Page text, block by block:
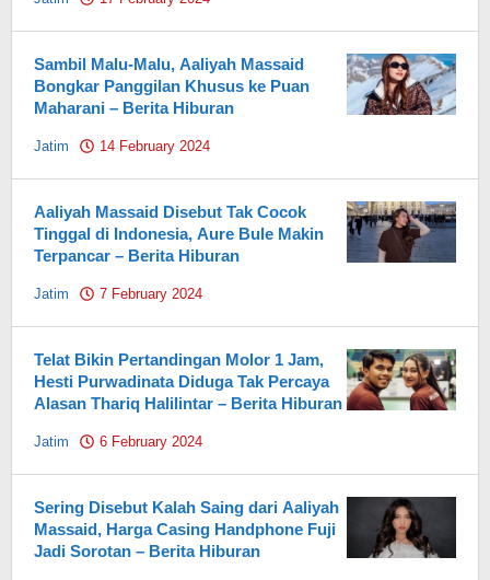
Sambil Malu-Malu, Aaliyah Massaid
Bongkar Panggilan Khusus ke Puan
Maharani – Berita Hiburan
Jatim 14 February 2024
Aaliyah Massaid Disebut Tak Cocok
Tinggal di Indonesia, Aure Bule Makin
Terpancar – Berita Hiburan
Jatim 7 February 2024
Telat Bikin Pertandingan Molor 1 Jam,
Hesti Purwadinata Diduga Tak Percaya
Alasan Thariq Halilintar – Berita Hiburan
Jatim 6 February 2024
Sering Disebut Kalah Saing dari Aaliyah
Massaid, Harga Casing Handphone Fuji
Jadi Sorotan – Berita Hiburan